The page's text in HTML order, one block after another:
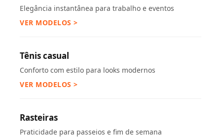
Elegância instantânea para trabalho e eventos
VER MODELOS >
Tênis casual
Conforto com estilo para looks modernos
VER MODELOS >
Rasteiras
Praticidade para passeios e fim de semana